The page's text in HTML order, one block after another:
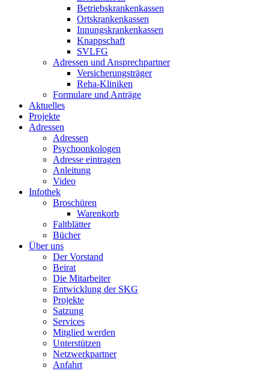
Betriebskrankenkassen
Ortskrankenkassen
Innungskrankenkassen
Knappschaft
SVLFG
Adressen und Ansprechpartner
Versicherungsträger
Reha-Kliniken
Formulare und Anträge
Aktuelles
Projekte
Adressen
Adressen
Psychoonkologen
Adresse eintragen
Anleitung
Video
Infothek
Broschüren
Warenkorb
Faltblätter
Bücher
Über uns
Der Vorstand
Beirat
Die Mitarbeiter
Entwicklung der SKG
Projekte
Satzung
Services
Mitglied werden
Unterstützen
Netzwerkpartner
Anfahrt